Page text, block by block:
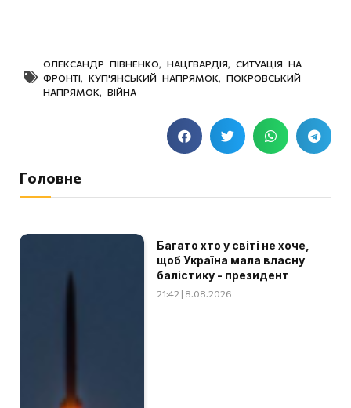
ОЛЕКСАНДР ПІВНЕНКО НАЦГВАРДІЯ
СИТУАЦІЯ НА
ФРОНТІ
КУП'ЯНСЬКИЙ НАПРЯМОК
ПОКРОВСЬКИЙ
НАПРЯМОК
ВІЙНА
Головне
Багато хто у світі не хоче,
щоб Україна мала власну
балістику - президент
21:42 | 8.08.2026